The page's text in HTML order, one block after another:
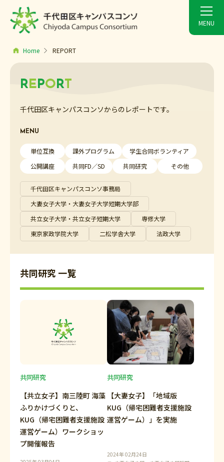
Home REPORT
REPORT
千代田区キャンパスコンソからのレポートです。
MENU
単位互換 課外プログラム
学生合同ボランティア
公開講座
共同FD／SD 共同研究 その他
千代田区キャンパスコンソ事務局
大妻女子大学・大妻女子大学短期大学部
共立女子大学・共立女子短期大学
専修大学
東京家政学院大学
二松学舎大学 法政大学
共同研究 一覧
共同研究
【共立女子】南三陸町 海藻
ふりかけづくりと、
KUG（帰宅困難者支援施設
運営ゲーム）ワークショッ
プ開催報告
共同研究
【大妻女子】「地域版
KUG（帰宅困難者支援施設
運営ゲーム）」を実施
2024年 02月24日